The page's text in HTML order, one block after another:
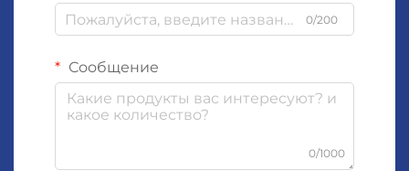
0/200
Сообщение
0/1000